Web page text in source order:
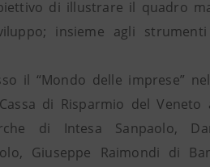
di illustrare il quadro
insieme agli
il “Mondo delle imprese”
di Risparmio del
di Intesa Sanpaolo,
Giuseppe Raimondi di